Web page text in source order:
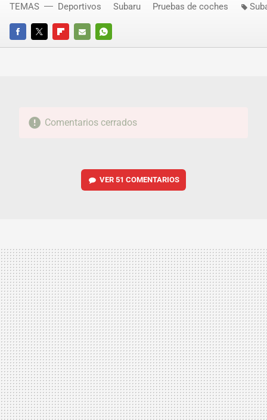
FACEBOOKTWITTERFLIPBOARD
E-
WHATSAPP
TEMAS Deportivos Subaru Pruebas de coches
Comentarios cerrados
VER 51 COMENTARIOS